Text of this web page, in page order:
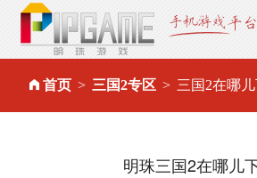
首页 三国2专区 三国2在哪
明珠三国2在哪儿